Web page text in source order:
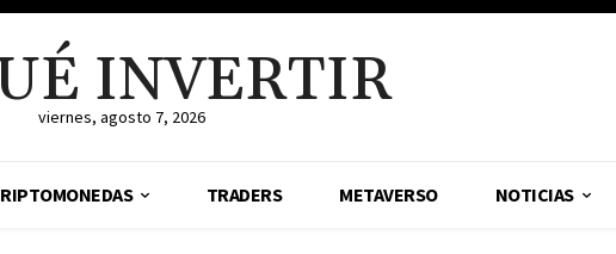
INVERTIR
viernes, agosto 7, 2026
TRADERS METAVERSO NOTICIAS